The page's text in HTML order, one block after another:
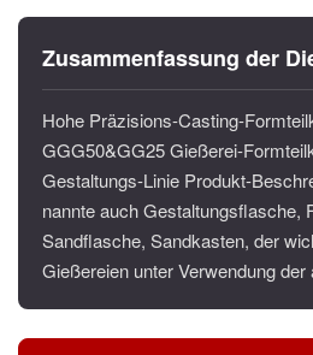
Zusammenfassung der
Hohe Präzisions-Casting-
GGG50&GG25 Gießerei-
Gestaltungs-Linie Produkt-
nannte auch Gestaltungsflasche,
Sandflasche, Sandkasten, der
Gießereien unter Verwendung der